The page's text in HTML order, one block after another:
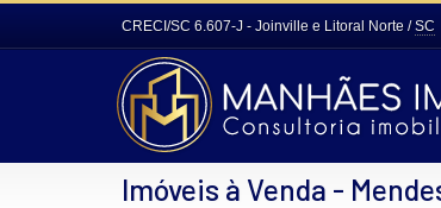
CRECI/SC 6.607-J - Joinville e Litoral Norte /SC
Imóveis à Venda -